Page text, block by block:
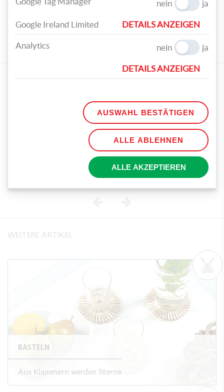
TEILEN
TAGS
GESCHENK
UHU Bastelkleber Young
Creativ - Arts and Crafts
WEITERE ARTIKEL
BASTELN
Aus Klammern werden Sterne
nein ja
Google Ireland Limited DETAILS ANZEIGEN
Analytics nein ja
DETAILS ANZEIGEN
AUSWAHL BESTÄTIGEN
ALLE ABLEHNEN
ALLE AKZEPTIEREN